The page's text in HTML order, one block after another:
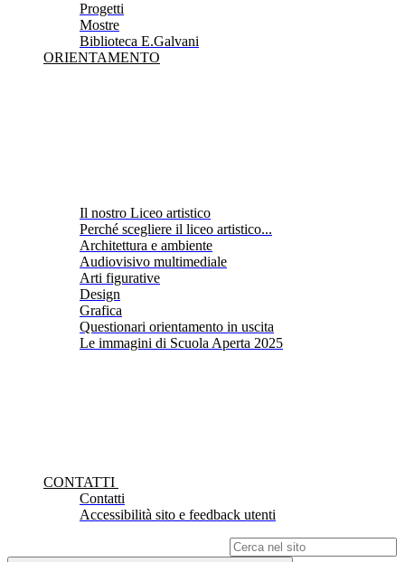
Progetti
Mostre
Biblioteca E.Galvani
ORIENTAMENTO
Il nostro Liceo artistico
Perché scegliere il liceo artistico...
Architettura e ambiente
Audiovisivo multimediale
Arti figurative
Design
Grafica
Questionari orientamento in uscita
Le immagini di Scuola Aperta 2025
CONTATTI
Contatti
Accessibilità sito e feedback utenti